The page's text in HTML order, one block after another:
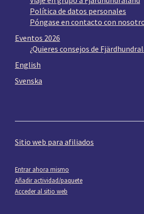
Política de datos personales
Póngase en contacto con
Eventos 2026
¿Quieres consejos de
English
Svenska
Sitio web para afiliados
Entrar ahora mismo
Añadir actividad/paquete
Acceder al sitio web